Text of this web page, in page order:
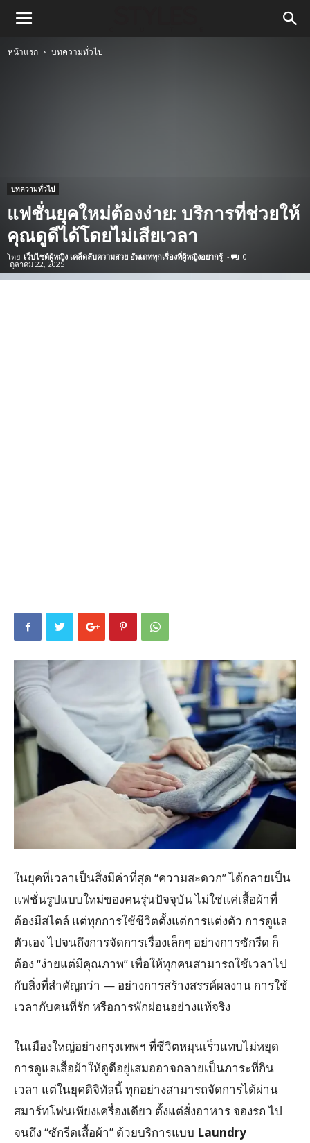
หน้าแรก บทความทั่วไป
บทความทั่วไป
แฟชั่นยุคใหม่ต้องง่าย: บริการที่ช่วยให้
คุณดูดีได้โดยไม่เสียเวลา
โดย เว็บไซต์ผู้หญิง เคล็ดลับความสวย อัพเดททุกเรื่องที่ผู้หญิงอยากรู้ -
ตุลาคม 22, 2025
0
ในยุคที่เวลาเป็นสิ่งมีค่าที่สุด “ความสะดวก” ได้กลายเป็น
แฟชั่นรูปแบบใหม่ของคนรุ่นปัจจุบัน ไม่ใช่แค่เสื้อผ้าที่
ต้องมีสไตล์ แต่ทุกการใช้ชีวิตตั้งแต่การแต่งตัว การดูแล
ตัวเอง ไปจนถึงการจัดการเรื่องเล็กๆ อย่างการซักรีด ก็
ต้อง “ง่ายแต่มีคุณภาพ” เพื่อให้ทุกคนสามารถใช้เวลาไป
กับสิ่งที่สำคัญกว่า — อย่างการสร้างสรรค์ผลงาน การใช้
เวลากับคนที่รัก หรือการพักผ่อนอย่างแท้จริง
ในเมืองใหญ่อย่างกรุงเทพฯ ที่ชีวิตหมุนเร็วแทบไม่หยุด
การดูแลเสื้อผ้าให้ดูดีอยู่เสมออาจกลายเป็นภาระที่กิน
เวลา แต่ในยุคดิจิทัลนี้ ทุกอย่างสามารถจัดการได้ผ่าน
สมาร์ทโฟนเพียงเครื่องเดียว ตั้งแต่สั่งอาหาร จองรถ ไป
จนถึง “ซักรีดเสื้อผ้า” ด้วยบริการแบบ Laundry